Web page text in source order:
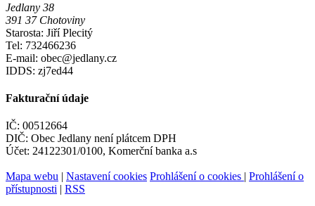
Jedlany 38
391 37 Chotoviny
Starosta: Jiří Plecitý
Tel: 732466236
E-mail: obec@jedlany.cz
IDDS: zj7ed44
Fakturační údaje
IČ: 00512664
DIČ: Obec Jedlany není plátcem DPH
Účet: 24122301/0100, Komerční banka a.s
Mapa webu | Nastavení cookies Prohlášení o cookies | Prohlášení o
přístupnosti | RSS